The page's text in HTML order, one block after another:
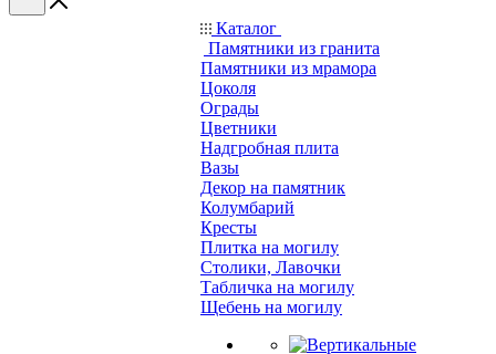
Каталог
Памятники из гранита
Памятники из мрамора
Цоколя
Ограды
Цветники
Надгробная плита
Вазы
Декор на памятник
Колумбарий
Кресты
Плитка на могилу
Столики, Лавочки
Табличка на могилу
Щебень на могилу